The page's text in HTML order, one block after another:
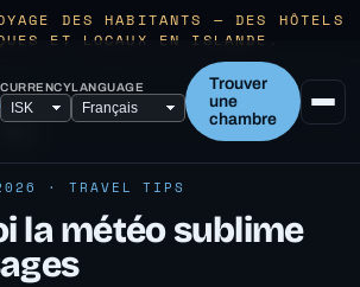
DES HABITANTS — DES HÔTELS
ET LOCAUX EN ISLANDE.
CURRENCYLANGUAGE
Trouver
une
chambre
· TRAVEL TIPS
la météo sublime